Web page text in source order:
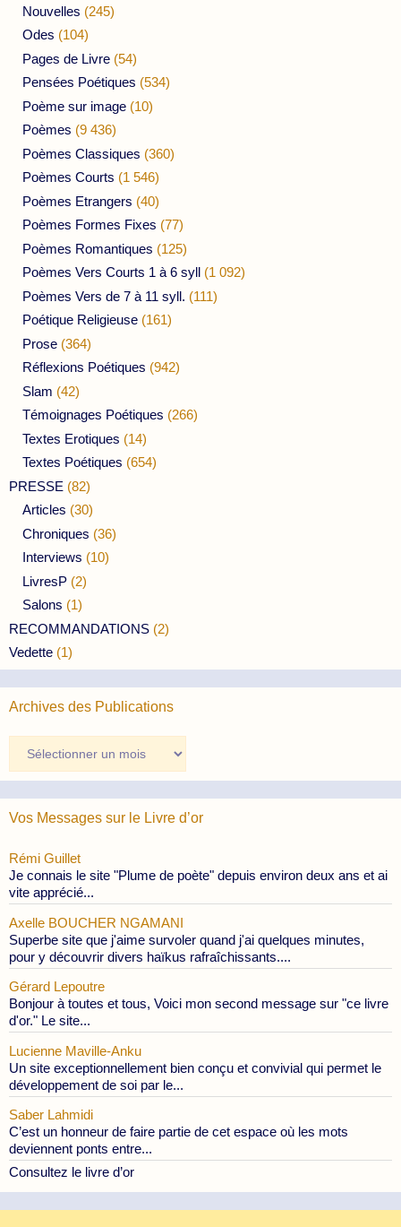
Nouvelles (245)
Odes (104)
Pages de Livre (54)
Pensées Poétiques (534)
Poème sur image (10)
Poèmes (9 436)
Poèmes Classiques (360)
Poèmes Courts (1 546)
Poèmes Etrangers (40)
Poèmes Formes Fixes (77)
Poèmes Romantiques (125)
Poèmes Vers Courts 1 à 6 syll (1 092)
Poèmes Vers de 7 à 11 syll. (111)
Poétique Religieuse (161)
Prose (364)
Réflexions Poétiques (942)
Slam (42)
Témoignages Poétiques (266)
Textes Erotiques (14)
Textes Poétiques (654)
PRESSE (82)
Articles (30)
Chroniques (36)
Interviews (10)
LivresP (2)
Salons (1)
RECOMMANDATIONS (2)
Vedette (1)
Archives des Publications
des
Publications
Vos Messages sur le Livre d’or
Rémi Guillet
Je connais le site "Plume de poète" depuis environ deux ans et ai
vite apprécié...
Axelle BOUCHER NGAMANI
Superbe site que j'aime survoler quand j'ai quelques minutes,
pour y découvrir divers haïkus rafraîchissants....
Gérard Lepoutre
Bonjour à toutes et tous, Voici mon second message sur "ce livre
d'or." Le site...
Lucienne Maville-Anku
Un site exceptionnellement bien conçu et convivial qui permet le
développement de soi par le...
Saber Lahmidi
C’est un honneur de faire partie de cet espace où les mots
deviennent ponts entre...
Consultez le livre d’or